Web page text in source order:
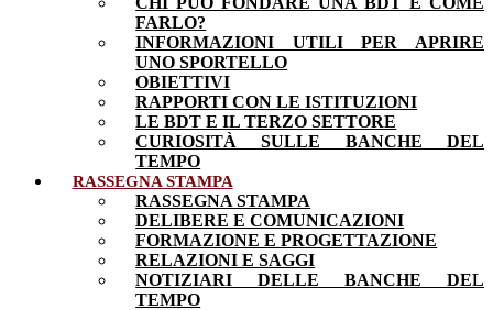
FARLO?
INFORMAZIONI UTILI PER APRIRE
UNO SPORTELLO
OBIETTIVI
RAPPORTI CON LE ISTITUZIONI
LE BDT E IL TERZO SETTORE
CURIOSITÀ SULLE BANCHE DEL
TEMPO
RASSEGNA STAMPA
RASSEGNA STAMPA
DELIBERE E COMUNICAZIONI
FORMAZIONE E PROGETTAZIONE
RELAZIONI E SAGGI
NOTIZIARI DELLE BANCHE DEL
TEMPO